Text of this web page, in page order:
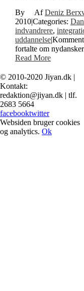
By
Deniz
2010|Categories:
indvandrere,
uddannelse|
fortalte om
Read More
© 2010-2020 Jiyan.dk |
Kontakt:
redaktion@jiyan.dk | tlf.
2683 5664
facebooktwitter
Websiden bruger cookies
og analytics. Ok